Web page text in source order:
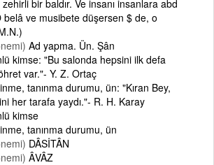
bir baldır. Ve insanı insanlara abd
belâ ve musibete düşersen $ de, o
Ad yapma. Ün. Şân
kimse: "Bu salonda hepsini ilk defa
var."- Y. Z. Ortaç
tanınma durumu, ün: "Kıran Bey,
her tarafa yaydı."- R. H. Karay
kimse
tanınma durumu, ün
DÂSİTÂN
ÂVÂZ